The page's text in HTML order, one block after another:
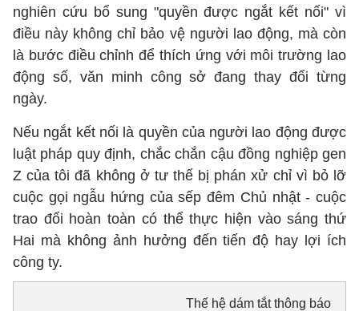
nghiên cứu bổ sung "quyền được ngắt kết nối" vì
điều này không chỉ bảo vệ người lao động, mà còn
là bước điều chỉnh để thích ứng với môi trường lao
động số, văn minh công sở đang thay đổi từng
ngày.
Nếu ngắt kết nối là quyền của người lao động được
luật pháp quy định, chắc chắn cậu đồng nghiệp gen
Z của tôi đã không ở tư thế bị phán xử chỉ vì bỏ lỡ
cuộc gọi ngẫu hứng của sếp đêm Chủ nhật - cuộc
trao đổi hoàn toàn có thể thực hiện vào sáng thứ
Hai mà không ảnh hưởng đến tiến độ hay lợi ích
công ty.
Thế hệ dám tắt thông báo